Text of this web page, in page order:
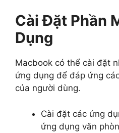
Cài Đặt Phần
Dụng
Macbook có thể cài đặt
ứng dụng để đáp ứng
của người dùng.
Cài đặt các ứng
ứng dụng văn